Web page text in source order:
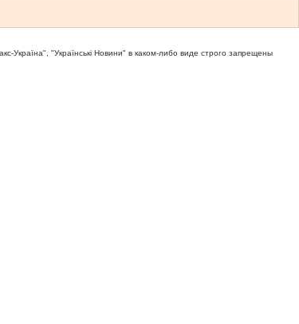
Україна", "Українськi Новини" в каком-либо виде строго запрещены